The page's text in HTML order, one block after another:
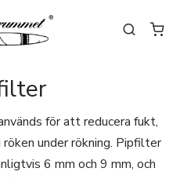
för att reducera fukt,
under rökning. Pipfilter
6 mm och 9 mm, och